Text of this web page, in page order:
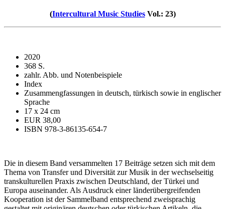
(Intercultural Music StudiesVol.: 23)
2020
368 S.
zahlr. Abb. und Notenbeispiele
Index
Zusammengfassungen in deutsch, türkisch sowie in englischer
Sprache
17 x 24 cm
EUR 38,00
ISBN 978-3-86135-654-7
Die in diesem Band versammelten 17 Beiträge setzen sich mit dem
Thema von Transfer und Diversität zur Musik in der wechselseitig
transkulturellen Praxis zwischen Deutschland, der Türkei und
Europa auseinander. Als Ausdruck einer länderübergreifenden
Kooperation ist der Sammelband entsprechend zweisprachig